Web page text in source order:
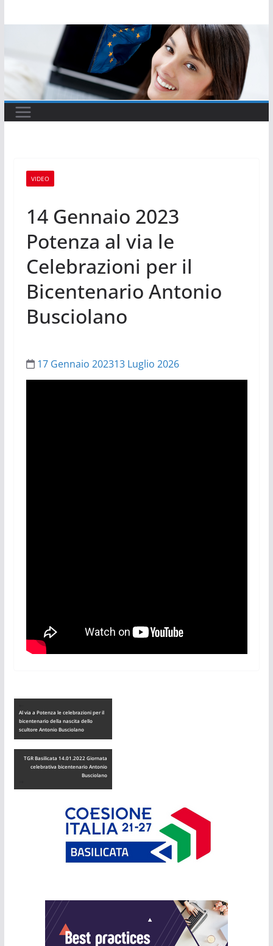
al
VIDEO
14 Gennaio 2023
Potenza al via le
Celebrazioni per il
Bicentenario Antonio
Busciolano
17 Gennaio 202313 Luglio 2026
Al via a Potenza le celebrazioni per il
bicentenario della nascita dello
scultore Antonio Busciolano
TGR Basilicata 14.01.2022 Giornata
celebrativa bicentenario Antonio
Busciolano